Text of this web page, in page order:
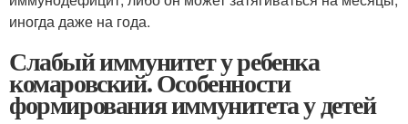
иногда даже на года.
Слабый иммунитет у ребенка
комаровский. Особенности
формирования иммунитета у детей